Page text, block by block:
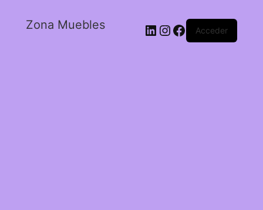
Zona Muebles Acceder